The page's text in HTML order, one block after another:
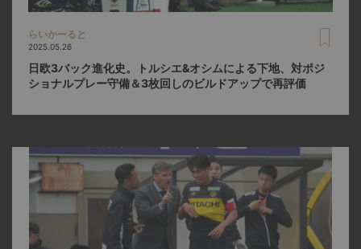
らいかーると
2025.05.26
日欧3バック進化史。トルシエ&オシムによる下地、対ポジ
ショナルプレー守備＆3枚回しのビルドアップで再評価